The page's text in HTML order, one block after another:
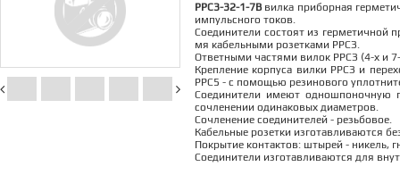
РРС3-32-1-7Ввилка приборная
импульсного токов.
Соединители состоят из герметичной
мя кабельными розетками РРСЗ.
Ответными частями вилок РРСЗ (4-х и
Крепление корпуса вилки РРСЗ и
РРС5 - с помощью резинового
Соединители имеют одношпоночную
сочленении одинаковых диаметров.
Сочленение соединителей - резьбовое.
Кабельные розетки изготавливаются
Покрытие контактов: штырей - никель,
Соединители изготавливаются для